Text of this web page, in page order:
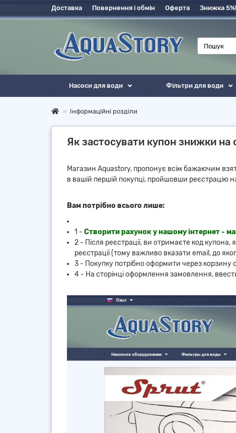
Доставка Повернення і обмін Оферта Знижка 5%!
Насоси для води Фільтри для води
Інформаційні розділи
Як застосувати купон знижки на
Магазин Aquastory, пропонує всім бажаючим
в вашій першій покупці, пройшовши реєстрацію
Вам потрібно всього лише:
1 - Створити рахунок у нашому інтернет -
2 - Після реєстрації, ви отримаєте код
реєстрації (тому важливо вказати email, до
3 - Покупку потрібно оформити через
4 - На сторінці оформлення замовлення,